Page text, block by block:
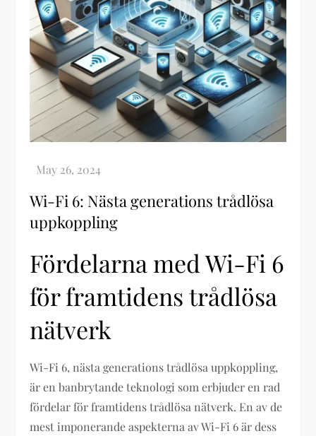
Wi-Fi 6: Nästa generations trådlösa
uppkoppling
Fördelarna med Wi-Fi 6
för framtidens trådlösa
nätverk
Wi-Fi 6, nästa generations trådlösa uppkoppling,
är en banbrytande teknologi som erbjuder en rad
fördelar för framtidens trådlösa nätverk. En av de
mest imponerande aspekterna av Wi-Fi 6 är dess